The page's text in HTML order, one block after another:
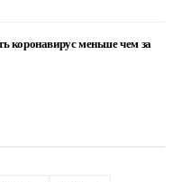
коронавирус меньше чем за